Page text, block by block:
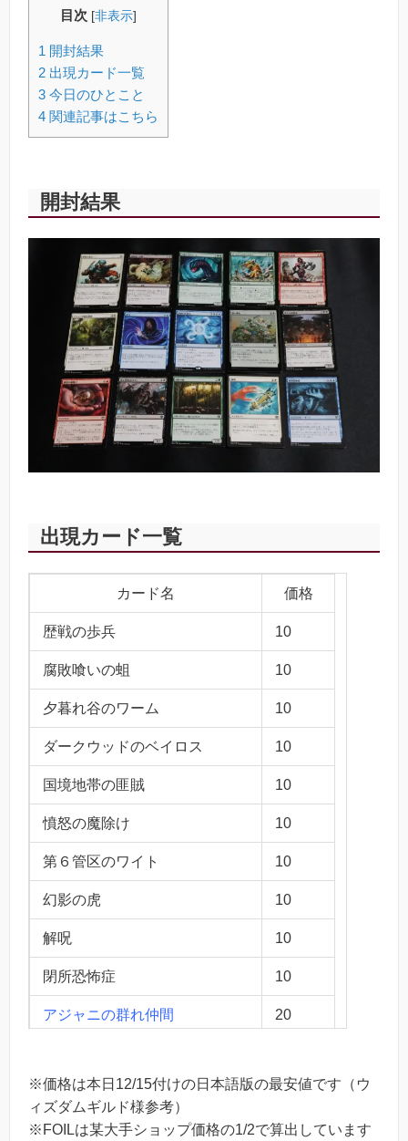
目次 [非表示]
1 開封結果
2 出現カード一覧
3 今日のひとこと
4 関連記事はこちら
開封結果
出現カード一覧
カード名 価格
歴戦の歩兵 10
腐敗喰いの蛆 10
夕暮れ谷のワーム 10
ダークウッドのベイロス 10
国境地帯の匪賊 10
憤怒の魔除け 10
第６管区のワイト 10
幻影の虎 10
解呪 10
閉所恐怖症 10
アジャニの群れ仲間 20
寛大な拷問者 10
謎めいた命令 1890
※価格は本日12/15付けの日本語版の最安値です（ウ
ィズダムギルド様参考）
※FOILは某大手ショップ価格の1/2で算出しています